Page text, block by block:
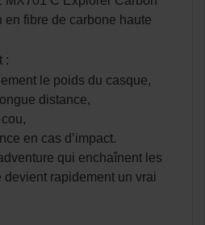
en fibre de carbone haute
:
le poids du casque,
distance,
en cas d’impact.
qui enchaînent les
devient rapidement un vrai